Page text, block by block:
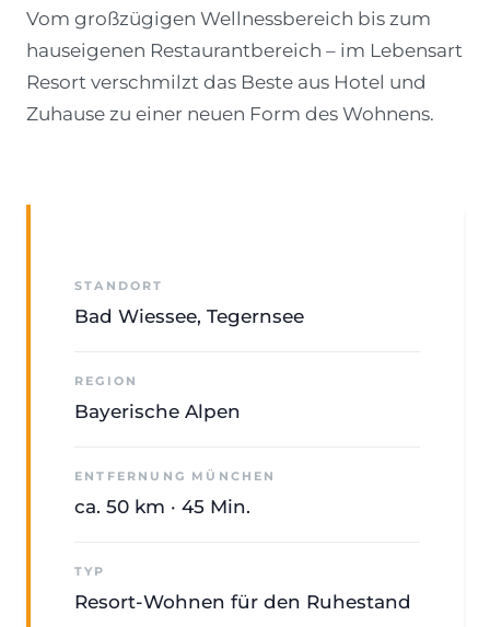
Vom großzügigen Wellnessbereich bis zum
hauseigenen Restaurantbereich – im Lebensart
Resort verschmilzt das Beste aus Hotel und
Zuhause zu einer neuen Form des Wohnens.
STANDORT
Bad Wiessee, Tegernsee
REGION
Bayerische Alpen
ENTFERNUNG MÜNCHEN
ca. 50 km · 45 Min.
TYP
Resort-Wohnen für den Ruhestand